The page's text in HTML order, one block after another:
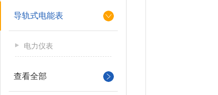
导轨式电能表
电力仪表
查看全部